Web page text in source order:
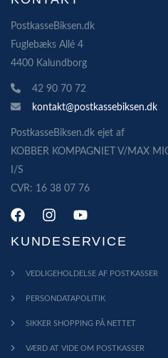
PostkasseBiksen.dk
Fuglebæks Allé 4
4400 Kalundborg
42 90 70 72
kontakt@postkassebiksen.dk
PostkasseBiksen.dk ejet af
KOBBER KOMPAGNIET V/MAX
I/S
CVR: 16 38 07 76
KUNDESERVICE
VEDLIGEHOLDELSE AF POSTKASSER
PERSONDATAPOLITIK
SIKKER SHOPPING PÅ NETTET
VÆRD AT VIDE OM POSTKASSER